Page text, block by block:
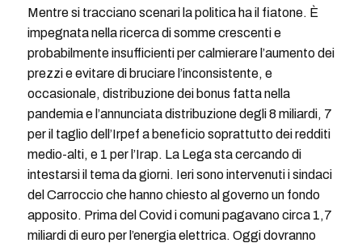
Mentre si tracciano scenari la politica ha il fiatone. È
impegnata nella ricerca di somme crescenti e
probabilmente insufficienti per calmierare l’aumento dei
prezzi e evitare di bruciare l’inconsistente, e
occasionale, distribuzione dei bonus fatta nella
pandemia e l’annunciata distribuzione degli 8 miliardi, 7
per il taglio dell’Irpef a beneficio soprattutto dei redditi
medio-alti, e 1 per l’Irap. La Lega sta cercando di
intestarsi il tema da giorni. Ieri sono intervenuti i sindaci
del Carroccio che hanno chiesto al governo un fondo
apposito. Prima del Covid i comuni pagavano circa 1,7
miliardi di euro per l’energia elettrica. Oggi dovranno